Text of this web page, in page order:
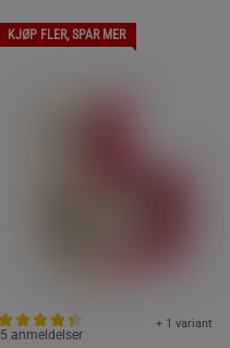
KJØP FLER, SPAR MER
+ 1 variant
5 anmeldelser